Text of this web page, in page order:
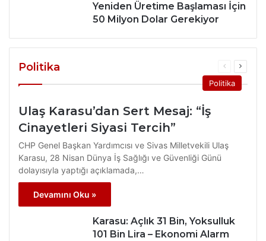
Yeniden Üretime Başlaması İçin
50 Milyon Dolar Gerekiyor
Politika
Önceki
sayfa
Sonraki
sayfa
Politika
Ulaş Karasu’dan Sert Mesaj: “İş
Cinayetleri Siyasi Tercih”
CHP Genel Başkan Yardımcısı ve Sivas Milletvekili Ulaş
Karasu, 28 Nisan Dünya İş Sağlığı ve Güvenliği Günü
dolayısıyla yaptığı açıklamada,…
Devamını Oku »
Karasu: Açlık 31 Bin, Yoksulluk
101 Bin Lira – Ekonomi Alarm